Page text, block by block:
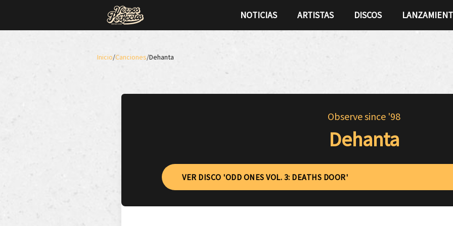
NOTICIAS ARTISTAS DISCOS
Inicio/Canciones/Dehanta
Observe since '98
Dehanta
VER DISCO 'ODD ONES VOL. 3: DEATHS DOOR'